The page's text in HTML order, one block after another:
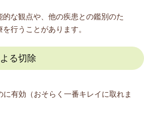
的な観点や、他の疾患との鑑別のた
行うことがあります。
る切除
に有効（おそらく一番キレイに取れま